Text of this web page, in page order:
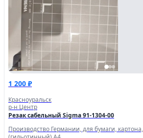
1 200 ₽
Красноуральск
р-н Центр
Резак сабельный Sigma 91-1304-00
Производство Германии, для бумаги,